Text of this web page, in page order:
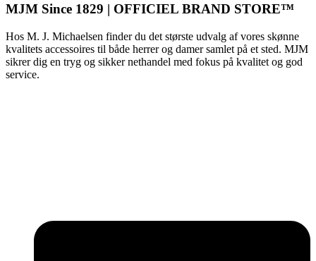
MJM Since 1829 | OFFICIEL BRAND STORE™
Hos M. J. Michaelsen finder du det største udvalg af vores skønne
kvalitets accessoires til både herrer og damer samlet på et sted. MJM
sikrer dig en tryg og sikker nethandel med fokus på kvalitet og god
service.